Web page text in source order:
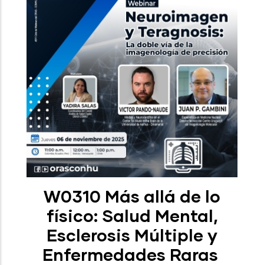
W0310 Más allá de lo
físico: Salud Mental,
Esclerosis Múltiple y
Enfermedades Raras